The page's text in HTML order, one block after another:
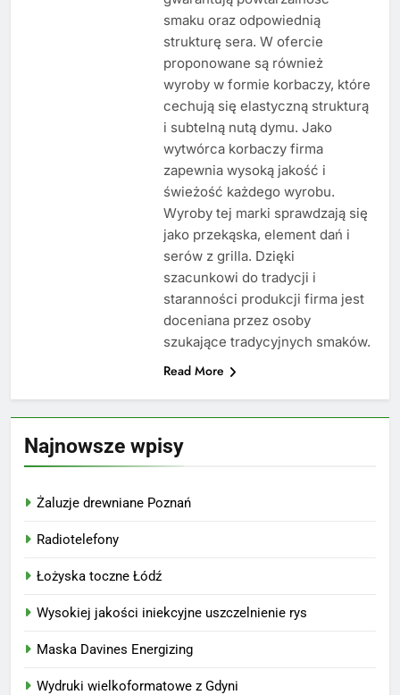
smaku oraz odpowiednią
strukturę sera. W ofercie
proponowane są również
wyroby w formie korbaczy, które
cechują się elastyczną strukturą
i subtelną nutą dymu. Jako
wytwórca korbaczy firma
zapewnia wysoką jakość i
świeżość każdego wyrobu.
Wyroby tej marki sprawdzają się
jako przekąska, element dań i
serów z grilla. Dzięki
szacunkowi do tradycji i
staranności produkcji firma jest
doceniana przez osoby
szukające tradycyjnych smaków.
Read More
Najnowsze wpisy
Żaluzje drewniane Poznań
Radiotelefony
Łożyska toczne Łódź
Wysokiej jakości iniekcyjne uszczelnienie rys
Maska Davines Energizing
Wydruki wielkoformatowe z Gdyni